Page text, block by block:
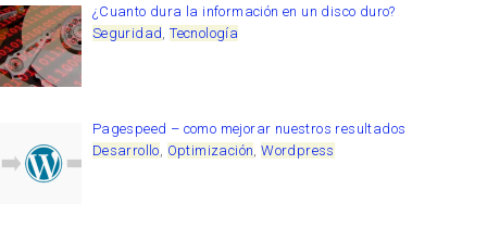
¿Cuanto dura la información en un disco duro?
Seguridad ,Tecnología
Pagespeed – como mejorar nuestros resultados
Desarrollo Optimización ,Wordpress